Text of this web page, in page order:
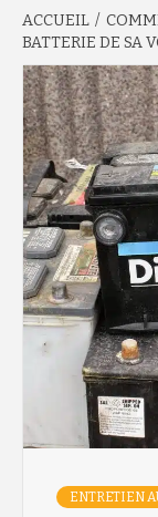
ACCUEIL
BATTERIE DE SA
ENTRETIEN